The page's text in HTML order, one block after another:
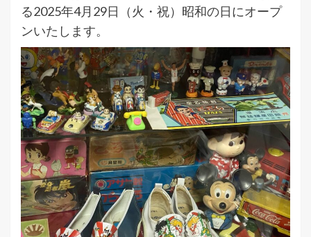
る2025年4月29日（火・祝）昭和の日にオープ
ンいたします。